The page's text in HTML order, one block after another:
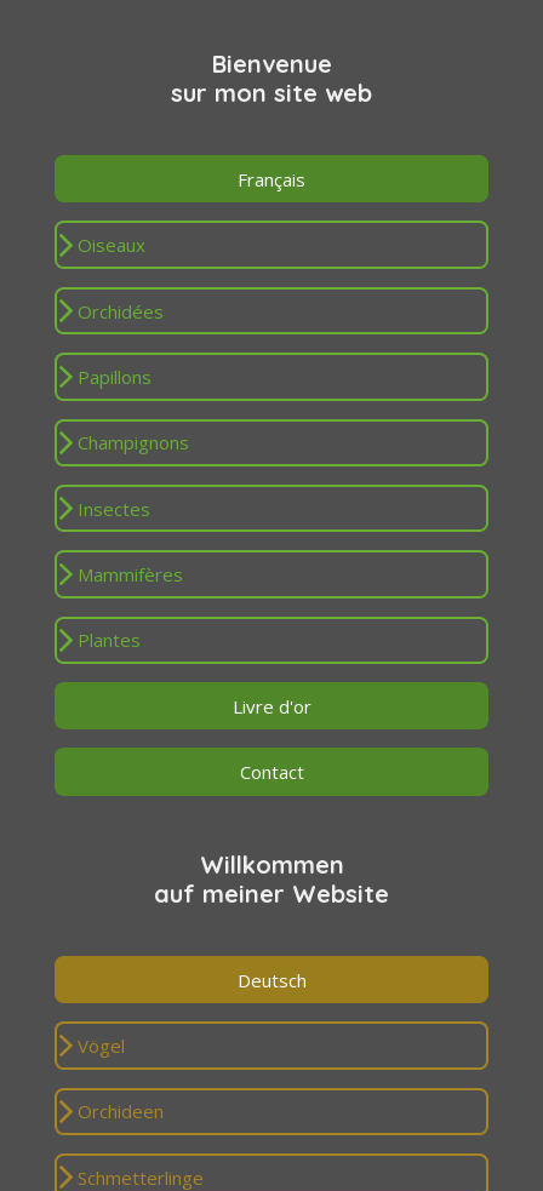
Bienvenue
sur mon site web
Français
Oiseaux
Orchidées
Papillons
Champignons
Insectes
Mammifères
Plantes
Livre d'or
Contact
Willkommen
auf meiner Website
Deutsch
Vögel
Orchideen
Schmetterlinge